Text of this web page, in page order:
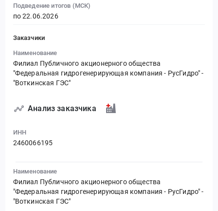
Подведение итогов (МСК)
по 22.06.2026
Заказчики
Наименование
Филиал Публичного акционерного общества
"Федеральная гидрогенерирующая компания - РусГидро" -
"Воткинская ГЭС"
Анализ заказчика
ИНН
2460066195
Наименование
Филиал Публичного акционерного общества
"Федеральная гидрогенерирующая компания - РусГидро" -
"Воткинская ГЭС"